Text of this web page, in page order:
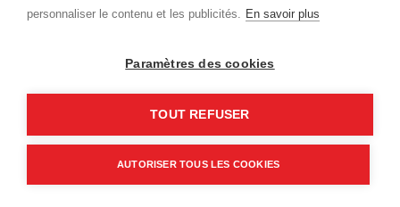
personnaliser le contenu et les publicités. En savoir plus
Paramètres des cookies
TOUT REFUSER
AUTORISER TOUS LES COOKIES
CONTACTEZ-NOUS